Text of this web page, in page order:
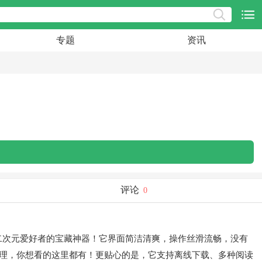
专题 资讯
评论 0
元爱好者的宝藏神器！它界面简洁清爽，操作丝滑流畅，没有
，你想看的这里都有！更贴心的是，它支持离线下载、多种阅读